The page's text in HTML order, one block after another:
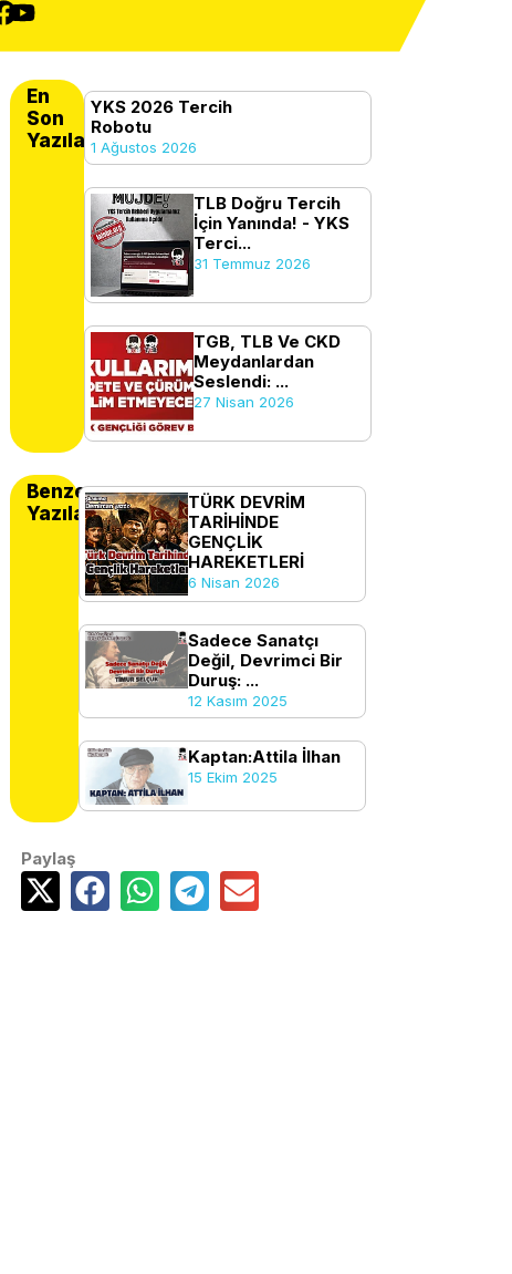
En
Son
Yazılanlar
YKS 2026 Tercih
Robotu
1 Ağustos 2026
TLB Doğru Tercih
İçin Yanında! - YKS
Terci...
31 Temmuz 2026
TGB, TLB Ve CKD
Meydanlardan
Seslendi: ...
27 Nisan 2026
Benzer
Yazılar
TÜRK DEVRİM
TARİHİNDE
GENÇLİK
HAREKETLERİ
6 Nisan 2026
Sadece Sanatçı
Değil, Devrimci Bir
Duruş: ...
12 Kasım 2025
Kaptan:Attila İlhan
15 Ekim 2025
Paylaş